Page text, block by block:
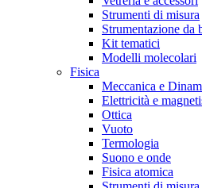
Strumenti di misura
Strumentazione da
Kit tematici
Modelli molecolari
Fisica
Meccanica e
Elettricità e
Ottica
Vuoto
Termologia
Suono e onde
Fisica atomica